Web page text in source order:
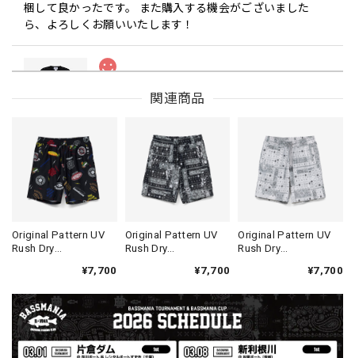
梱して良かったです。 また購入する機会がございました
ら、よろしくお願いいたします！
ブラック L
【Double.H】MIR
Daeun / BlackSilver
2026/07/31
MIR届きました。発送まで迅速に対応して頂きありがとうご
ざいました。
【Seamania】Uv Rush Cool Logo Zip Parka［BLK］［LIMITED］
ブラック L
2026/07/30
関連商品
Original Pattern UV
Rush Dry
Design］［LIMITED］
¥7,700
Original Pattern UV
Rush Dry
BLACK］［LIMITED］
¥7,700
Original Pattern UV
Rush Dry
WHITE］［LIMITED］
¥7,700